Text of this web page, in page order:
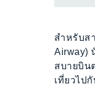
สำหรับส
Airway)
สบายบิน
เที่ยวไป